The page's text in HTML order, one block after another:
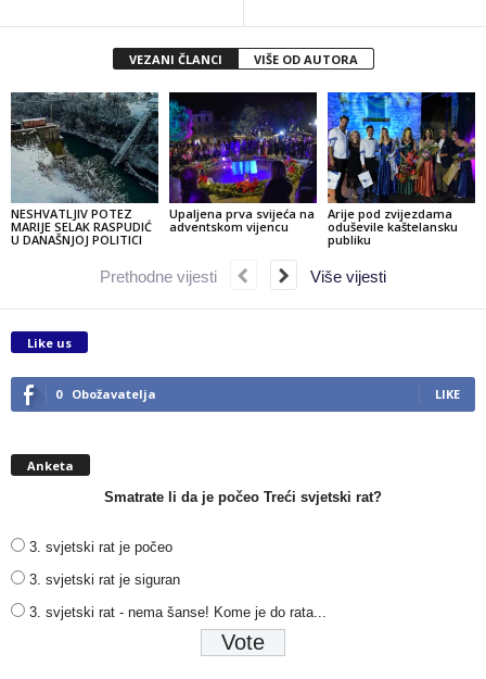
VEZANI ČLANCI VIŠE OD AUTORA
NESHVATLJIV POTEZ
MARIJE SELAK RASPUDIĆ
U DANAŠNJOJ POLITICI
Upaljena prva svijeća na
adventskom vijencu
Arije pod zvijezdama
oduševile kaštelansku
publiku
Prethodne vijesti Više vijesti
Like us
0 Obožavatelja LIKE
Anketa
Smatrate li da je počeo Treći svjetski rat?
3. svjetski rat je počeo
3. svjetski rat je siguran
3. svjetski rat - nema šanse! Kome je do rata...